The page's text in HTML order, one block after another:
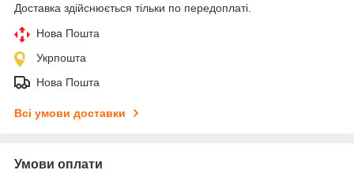
Доставка здійснюється тільки по передоплаті.
Нова Пошта
Укрпошта
Нова Пошта
Всі умови доставки
Умови оплати